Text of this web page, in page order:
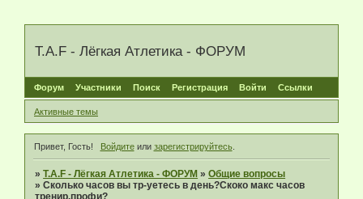
T.A.F - Лёгкая Атлетика - ФОРУМ
Форум Участники Поиск Регистрация Войти Ссылки
Активные темы
Привет, Гость! Войдитеили зарегистрируйтесь.
»T.A.F - Лёгкая Атлетика - ФОРУМ »Общие вопросы
»Сколько часов вы тр-уетесь в день?Скоко макс часов